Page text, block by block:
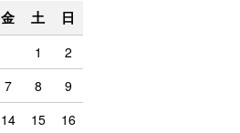
金 土 日
1
2
7 8
9
14 15
16